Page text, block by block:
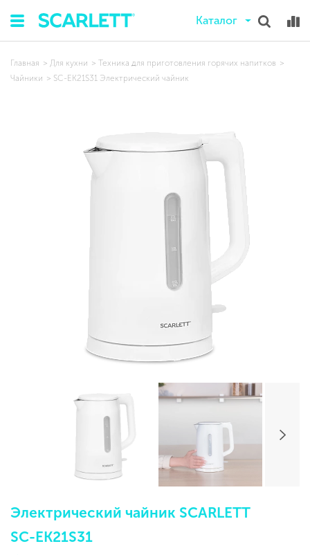
Каталог
Главная Для кухни
Техника для приготовления горячих напитков
Чайники
SC-EK21S31 Электрический чайник
Электрический чайник SCARLETT
SC-EK21S31